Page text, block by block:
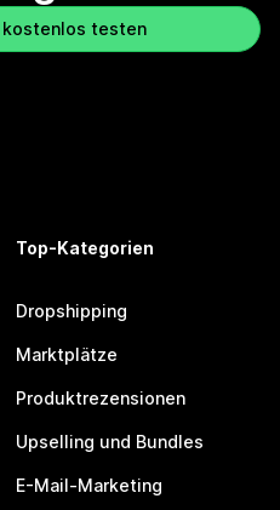
kostenlos testen
Top-Kategorien
Dropshipping
Marktplätze
Produktrezensionen
Upselling und Bundles
E-Mail-Marketing